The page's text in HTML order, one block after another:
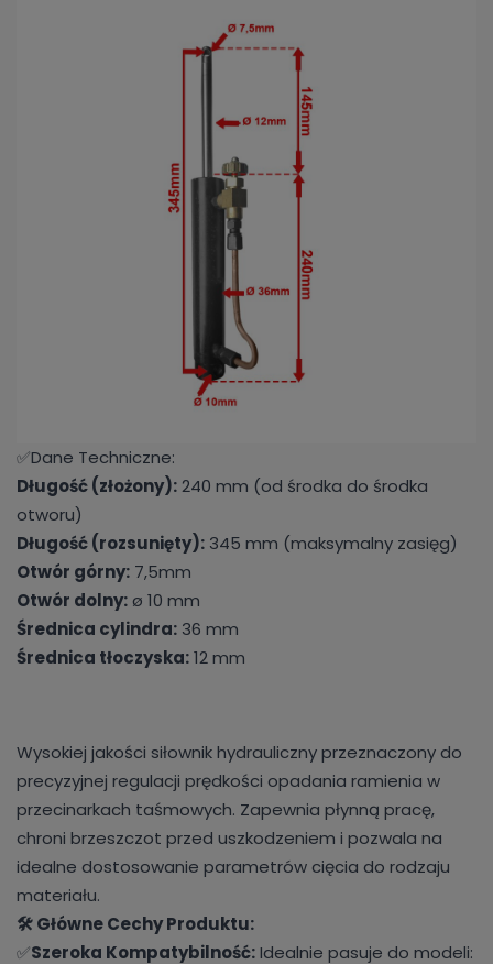
✅Dane Techniczne:
Długość (złożony):240 mm (od środka do środka
otworu)
Długość (rozsunięty): 345 mm (maksymalny zasięg)
Otwór górny: 7,5mm
Otwór dolny: ø 10 mm
Średnica cylindra: 36 mm
Średnica tłoczyska:12 mm
Wysokiej jakości siłownik hydrauliczny przeznaczony do
precyzyjnej regulacji prędkości opadania ramienia w
przecinarkach taśmowych. Zapewnia płynną pracę,
chroni brzeszczot przed uszkodzeniem i pozwala na
idealne dostosowanie parametrów cięcia do rodzaju
materiału.
🛠️ Główne Cechy Produktu:
✅Szeroka Kompatybilność:Idealnie pasuje do modeli: